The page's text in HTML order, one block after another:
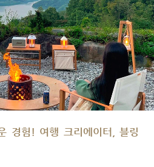
경험! 여행 크리에이터, 블링